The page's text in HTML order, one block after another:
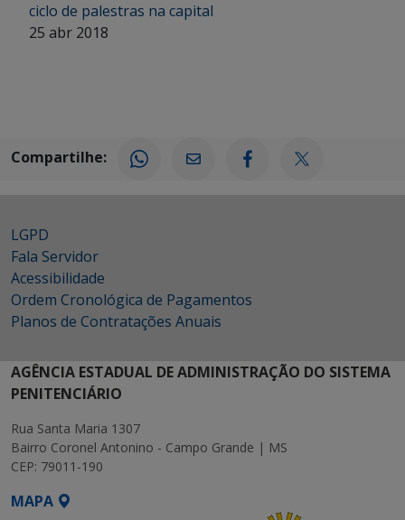
ciclo de palestras na capital
25 abr 2018
Compartilhe:
LGPD
Fala Servidor
Acessibilidade
Ordem Cronológica de Pagamentos
Planos de Contratações Anuais
AGÊNCIA ESTADUAL DE ADMINISTRAÇÃO DO SISTEMA
PENITENCIÁRIO
Rua Santa Maria 1307
Bairro Coronel Antonino - Campo Grande | MS
CEP: 79011-190
MAPA